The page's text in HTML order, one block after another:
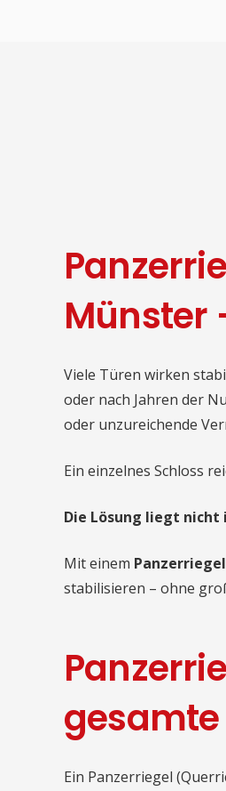
Münster
Viele Türen wirken
oder nach Jahren der
oder unzureichende
Ein einzelnes Schloss
Die Lösung liegt nicht
Mit einem Panzerriegel
stabilisieren – ohne
gesamte
Ein Panzerriegel